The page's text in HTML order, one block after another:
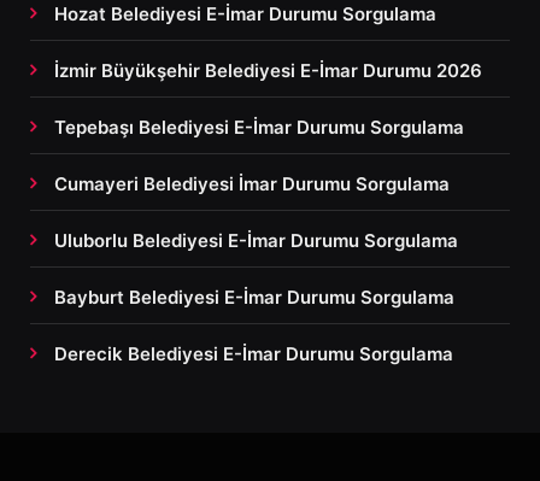
Hozat Belediyesi E-İmar Durumu Sorgulama
İzmir Büyükşehir Belediyesi E-İmar Durumu 2026
Tepebaşı Belediyesi E-İmar Durumu Sorgulama
Cumayeri Belediyesi İmar Durumu Sorgulama
Uluborlu Belediyesi E-İmar Durumu Sorgulama
Bayburt Belediyesi E-İmar Durumu Sorgulama
Derecik Belediyesi E-İmar Durumu Sorgulama